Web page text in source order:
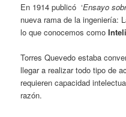
En 1914 publicó ‘Ensayo
nueva rama de la ingeniería:
lo que conocemos como
Torres Quevedo estaba
llegar a realizar todo tipo de
requieren capacidad
razón.